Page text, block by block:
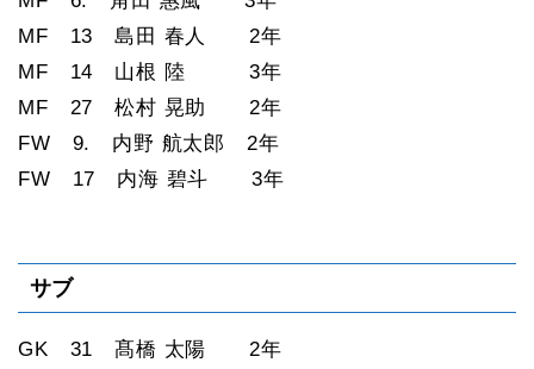
MF 13 島田 春人 2年
MF 14 山根 陸 3年
MF 27 松村 晃助 2年
FW 9. 内野 航太郎 2年
FW 17 内海 碧斗 3年
サブ
GK 31 髙橋 太陽 2年